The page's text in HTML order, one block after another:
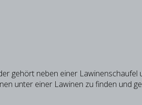
gehört neben einer
unter einer Lawinen zu finden und